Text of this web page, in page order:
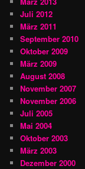
Juli 2012
März 2011
September 2010
Oktober 2009
März 2009
August 2008
November 2007
November 2006
Juli 2005
Mai 2004
Oktober 2003
März 2003
Dezember 2000